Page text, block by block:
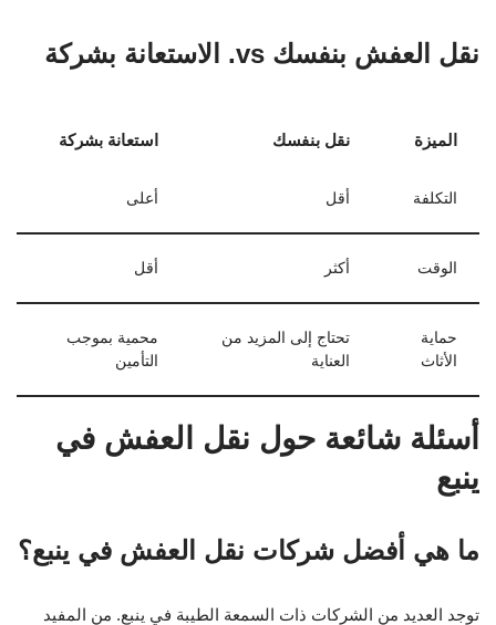
نقل العفش بنفسك vs. الاستعانة بشركة
الميزة نقل بنفسك استعانة بشركة
التكلفة أقل أعلى
الوقت أكثر أقل
حماية
الأثاث
تحتاج إلى المزيد من
العناية
محمية بموجب
التأمين
أسئلة شائعة حول نقل العفش في
ينبع
ما هي أفضل شركات نقل العفش في ينبع؟
توجد العديد من الشركات ذات السمعة الطيبة في ينبع. من المفيد